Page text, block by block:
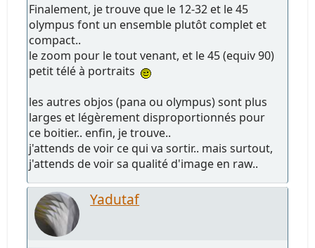
Finalement, je trouve que le 12-32 et le 45
olympus font un ensemble plutôt complet et
compact..
le zoom pour le tout venant, et le 45 (equiv 90)
petit télé à portraits
les autres objos (pana ou olympus) sont plus
larges et légèrement disproportionnés pour
ce boitier.. enfin, je trouve..
j'attends de voir ce qui va sortir.. mais surtout,
j'attends de voir sa qualité d'image en raw..
Yadutaf